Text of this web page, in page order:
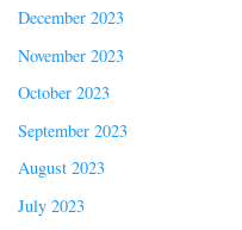
December 2023
November 2023
October 2023
September 2023
August 2023
July 2023